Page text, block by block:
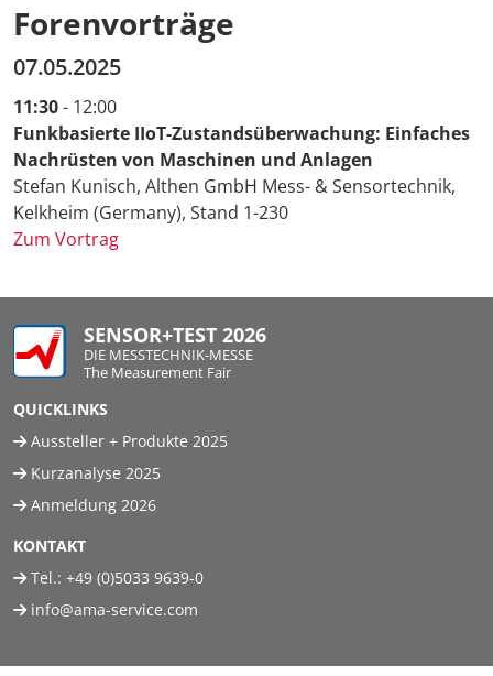
Forenvorträge
07.05.2025
11:30- 12:00
Funkbasierte IIoT-Zustandsüberwachung: Einfaches
Nachrüsten von Maschinen und Anlagen
Stefan Kunisch, Althen GmbH Mess- & Sensortechnik,
Kelkheim (Germany), Stand 1-230
Zum Vortrag
SENSOR+TEST 2026
DIE MESSTECHNIK-MESSE
The Measurement Fair
QUICKLINKS
Aussteller + Produkte 2025
Kurzanalyse 2025
Anmeldung 2026
KONTAKT
Tel.: +49 (0)5033 9639-0
info@ama-service.com